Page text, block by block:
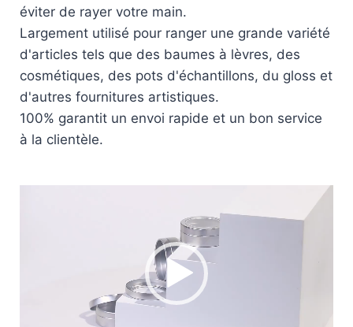
éviter de rayer votre main.
Largement utilisé pour ranger une grande variété
d'articles tels que des baumes à lèvres, des
cosmétiques, des pots d'échantillons, du gloss et
d'autres fournitures artistiques.
100% garantit un envoi rapide et un bon service
à la clientèle.